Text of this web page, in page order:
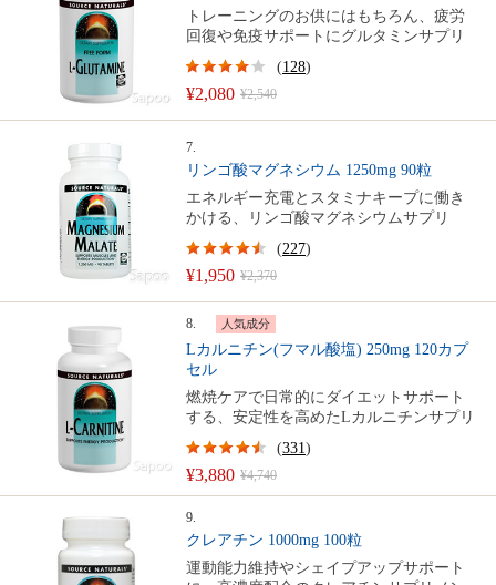
トレーニングのお供にはもちろん、疲労
回復や免疫サポートにグルタミンサプリ
¥2,080 ¥2,540
(128)
7.
リンゴ酸マグネシウム 1250mg 90粒
エネルギー充電とスタミナキープに働き
かける、リンゴ酸マグネシウムサプリ
¥1,950 ¥2,370
(227)
8. 人気成分
Lカルニチン(フマル酸塩) 250mg 120カプ
セル
燃焼ケアで日常的にダイエットサポート
する、安定性を高めたLカルニチンサプリ
¥3,880 ¥4,740
(331 )
9.
クレアチン 1000mg 100粒
運動能力維持やシェイプアップサポート